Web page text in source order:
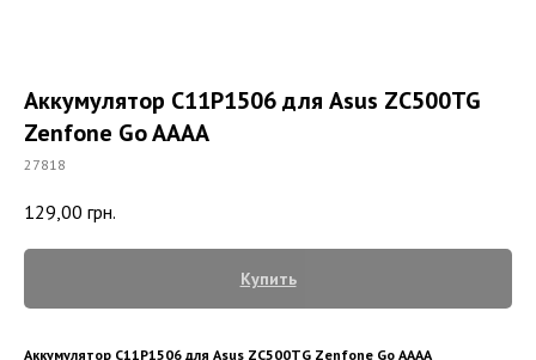
Аккумулятор C11P1506 для Asus ZC500TG
Zenfone Go AAAA
27818
129,00 грн.
Купить
Аккумулятор C11P1506 для Asus ZC500TG Zenfone Go AAAA